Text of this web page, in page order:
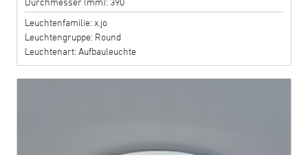
Leuchtenfamilie: x.jo
Leuchtengruppe: Round
Leuchtenart: Aufbauleuchte